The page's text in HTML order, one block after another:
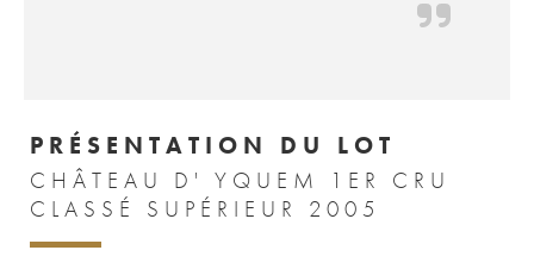
PRÉSENTATION DU LOT
CHÂTEAU D' YQUEM 1ER CRU
CLASSÉ SUPÉRIEUR 2005